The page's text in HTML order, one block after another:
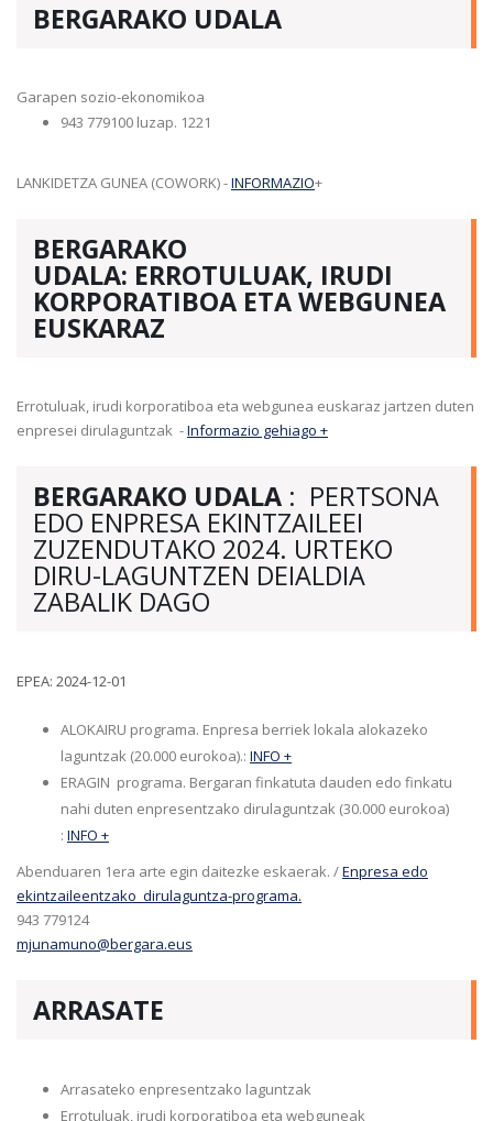
BERGARAKO UDALA
Garapen sozio-ekonomikoa
943 779100 luzap. 1221
LANKIDETZA GUNEA (COWORK) -INFORMAZIO+
BERGARAKO
UDALA: ERROTULUAK, IRUDI
KORPORATIBOA ETA WEBGUNEA
EUSKARAZ
Errotuluak, irudi korporatiboa eta webgunea euskaraz jartzen duten
enpresei dirulaguntzak -Informazio gehiago +
BERGARAKO UDALA : PERTSONA
EDO ENPRESA EKINTZAILEEI
ZUZENDUTAKO 2024. URTEKO
DIRU-LAGUNTZEN DEIALDIA
ZABALIK DAGO
EPEA: 2024-12-01
ALOKAIRU programa. Enpresa berriek lokala alokazeko
laguntzak (20.000 eurokoa).: INFO +
ERAGIN programa. Bergaran finkatuta dauden edo finkatu
nahi duten enpresentzako dirulaguntzak (30.000 eurokoa)
: INFO +
Abenduaren 1era arte egin daitezke eskaerak. /Enpresa edo
ekintzaileentzako dirulaguntza-programa.
943 779124
mjunamuno@bergara.eus
ARRASATE
Arrasateko enpresentzako laguntzak
Errotuluak, irudi korporatiboa eta webguneak